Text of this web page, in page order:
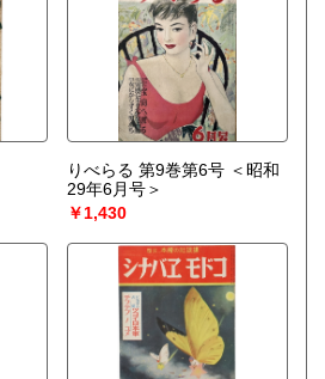
りべらる 第9巻第6号 ＜昭和
29年6月号＞
￥1,430